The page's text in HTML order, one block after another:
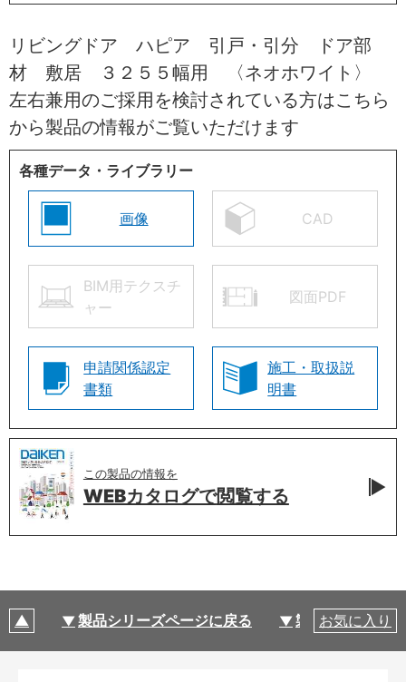
リビングドア ハピア 引戸・引分 ドア部
材 敷居 ３２５５幅用 〈ネオホワイト〉
左右兼用のご採用を検討されている方はこちら
から製品の情報がご覧いただけます
各種データ・ライブラリー
画像 CAD
BIM用テクスチ
ャー
図面PDF
申請関係認定
書類
施工・取扱説
明書
この製品の情報を
WEBカタログで閲覧する
製品シリーズページに戻る 製品仕様
お気に入り